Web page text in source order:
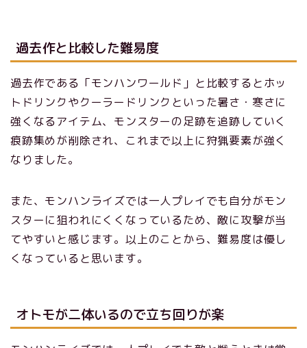
過去作と比較した難易度
過去作である「モンハンワールド」と比較するとホッ
トドリンクやクーラードリンクといった暑さ・寒さに
強くなるアイテム、モンスターの足跡を追跡していく
痕跡集めが削除され、これまで以上に狩猟要素が強く
なりました。
また、モンハンライズでは一人プレイでも自分がモン
スターに狙われにくくなっているため、敵に攻撃が当
てやすいと感じます。以上のことから、難易度は優し
くなっていると思います。
オトモが二体いるので立ち回りが楽